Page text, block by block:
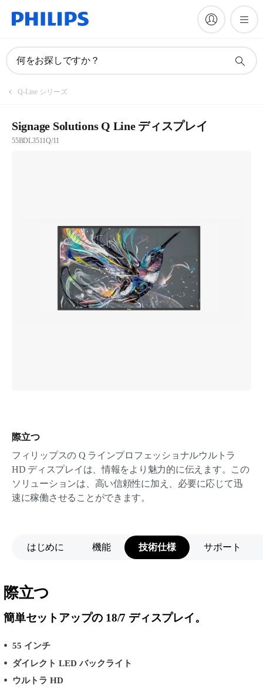
何をお探しですか？
Q-Line シリーズ
Signage Solutions Q Line ディスプレイ
55BDL3511Q/11
際立つ
フィリップスの Q ラインプロフェッショナルウルトラ
HD ディスプレイは、情報をより魅力的に伝えます。この
ソリューションは、高い信頼性に加え、必要に応じて迅
速に稼働させることができます。
はじめに 機能 技術仕様 サポート
際立つ
簡単セットアップの 18/7 ディスプレイ。
55 インチ
ダイレクト LED バックライト
ウルトラ HD